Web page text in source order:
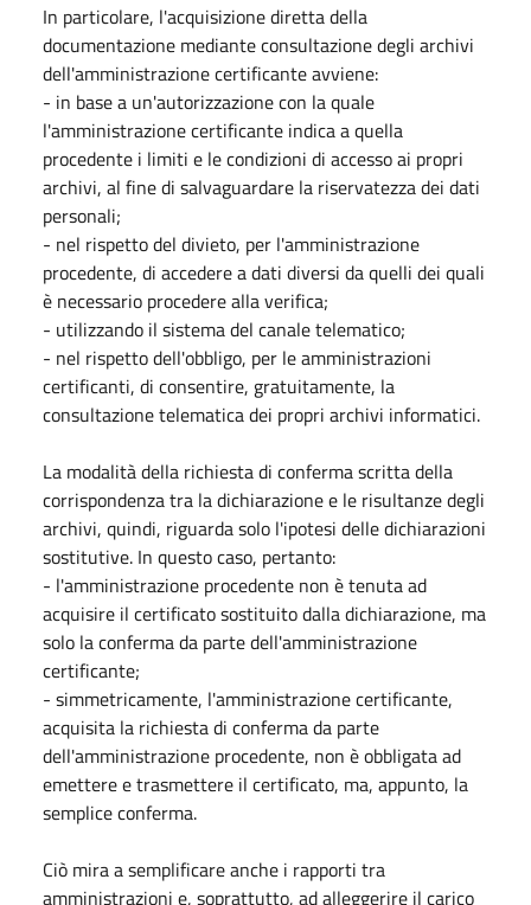
In particolare, l'acquisizione diretta della
documentazione mediante consultazione degli archivi
dell'amministrazione certificante avviene:
- in base a un'autorizzazione con la quale
l'amministrazione certificante indica a quella
procedente i limiti e le condizioni di accesso ai propri
archivi, al fine di salvaguardare la riservatezza dei dati
personali;
- nel rispetto del divieto, per l'amministrazione
procedente, di accedere a dati diversi da quelli dei quali
è necessario procedere alla verifica;
- utilizzando il sistema del canale telematico;
- nel rispetto dell'obbligo, per le amministrazioni
certificanti, di consentire, gratuitamente, la
consultazione telematica dei propri archivi informatici.
La modalità della richiesta di conferma scritta della
corrispondenza tra la dichiarazione e le risultanze degli
archivi, quindi, riguarda solo l'ipotesi delle dichiarazioni
sostitutive. In questo caso, pertanto:
- l'amministrazione procedente non è tenuta ad
acquisire il certificato sostituito dalla dichiarazione, ma
solo la conferma da parte dell'amministrazione
certificante;
- simmetricamente, l'amministrazione certificante,
acquisita la richiesta di conferma da parte
dell'amministrazione procedente, non è obbligata ad
emettere e trasmettere il certificato, ma, appunto, la
semplice conferma.
Ciò mira a semplificare anche i rapporti tra
amministrazioni e, soprattutto, ad alleggerire il carico